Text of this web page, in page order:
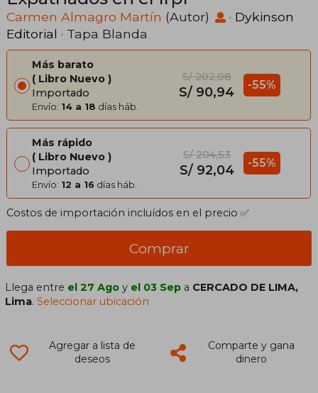
Carmen Almagro Martín (Autor) · Dykinson
Editorial · Tapa Blanda
Más barato
Libro Nuevo
Importado
Envío: 14 a 18 días háb.
S/ 202,08
S/ 90,94 -55%
Más rápido
Libro Nuevo
Importado
Envío: 12 a 16 días háb.
S/ 204,53
S/ 92,04 -55%
Costos de importación incluídos en el precio ✅
Comprar
Llega entre el 27 Ago y el 03 Sep a CERCADO DE LIMA,
Lima.Seleccionar ubicación
Agregar a lista de
deseos
Comparte y gana
dinero